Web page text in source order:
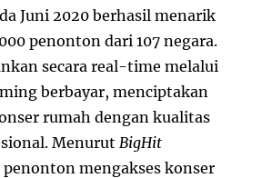
Juni 2020 berhasil menarik
penonton dari 107 negara.
secara real-time melalui
berbayar, menciptakan
rumah dengan kualitas
Menurut BigHit
penonton mengakses konser